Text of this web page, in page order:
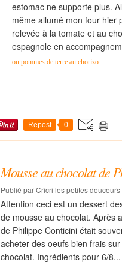
estomac ne supporte plus.
même allumé mon four hier
relevée à la tomate et au
espagnole en
ou pommes de terre au chorizo
Repost 0
Mousse au chocolat de
Publié par Cricri les petites douceurs
Attention ceci est un dessert
de mousse au chocolat. Après
de Philippe Conticini était
acheter des oeufs bien frais
chocolat. Ingrédients pour 6/8...